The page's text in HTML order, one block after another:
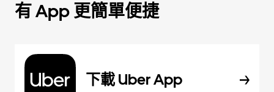
有 App 更簡單便捷
下載 Uber App